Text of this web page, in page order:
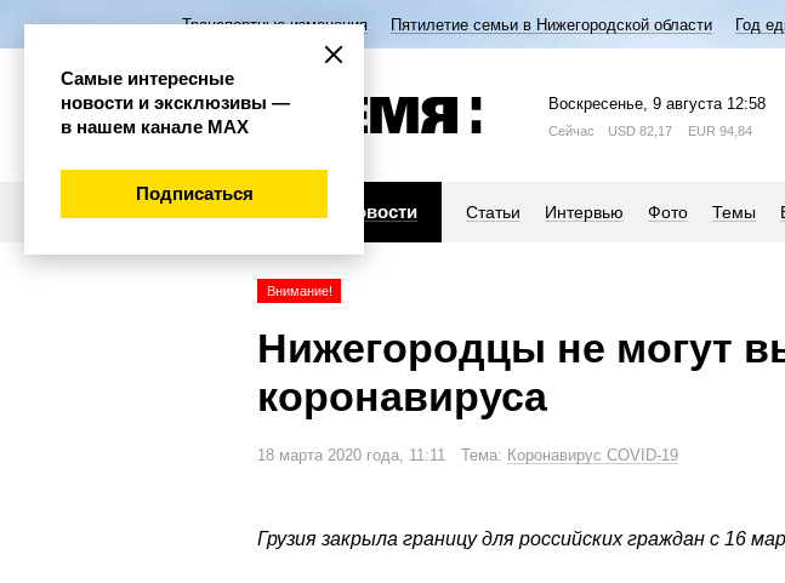
Транспортные изменения Пятилетие семьи в Нижегородской области Год
Воскресенье, 9 августа 12:58
Сейчас USD 82,17 EUR 94,84
Новости Статьи Интервью Фото Темы
Внимание!
Нижегородцы не могут
коронавируса
18 марта 2020 года, 11:11 Тема: Коронавирус COVID-19
Грузия закрыла границу для российских граждан с 16
Самые интересные
новости и эксклюзивы —
в нашем канале МАХ
Подписаться